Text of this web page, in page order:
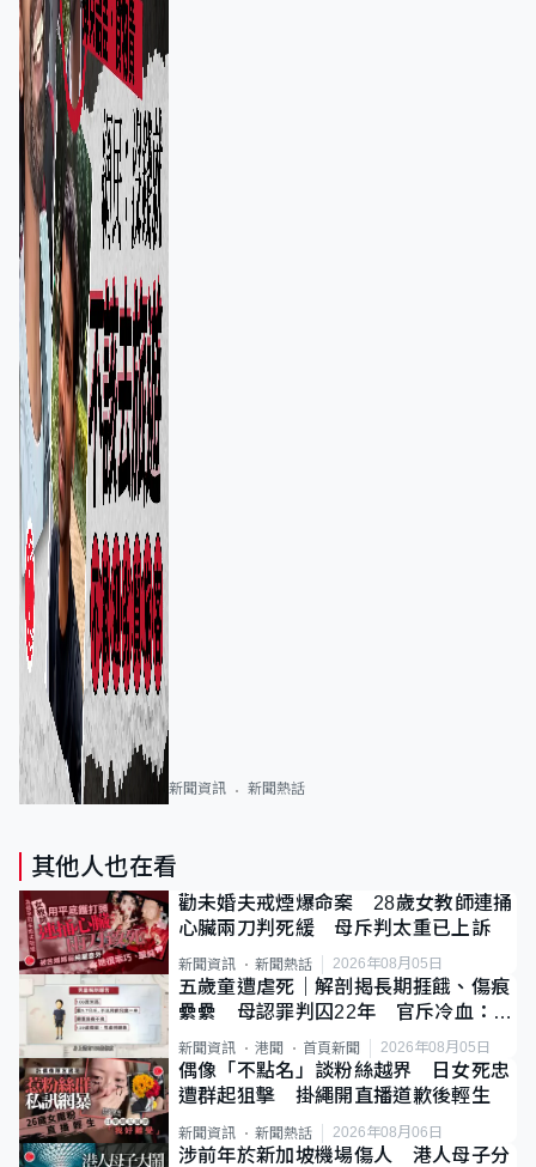
新聞資訊 新聞熱話
其他人也在看
勸未婚夫戒煙爆命案 28歲女教師連捅
心臟兩刀判死緩 母斥判太重已上訴
新聞資訊 新聞熱話 2026年08月05日
五歲童遭虐死｜解剖揭長期捱餓、傷痕
纍纍 母認罪判囚22年 官斥冷血：同
類案最惡劣
新聞資訊 港聞 首頁新聞 2026年08月05日
偶像「不點名」談粉絲越界 日女死忠
遭群起狙擊 掛繩開直播道歉後輕生
新聞資訊 新聞熱話 2026年08月06日
涉前年於新加坡機場傷人 港人母子分